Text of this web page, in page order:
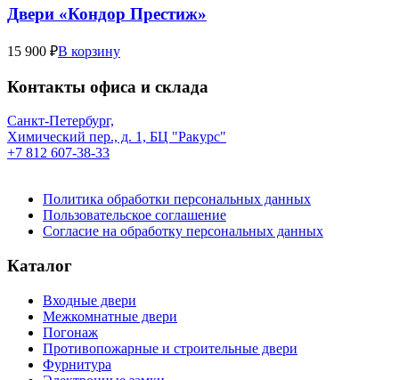
Двери «Кондор Престиж»
15 900 ₽В корзину
Контакты офиса и склада
Санкт-Петербург,
Химический пер., д. 1, БЦ "Ракурс"
+7 812 607-38-33
Политика обработки персональных данных
Пользовательское соглашение
Согласие на обработку персональных данных
Каталог
Входные двери
Межкомнатные двери
Погонаж
Противопожарные и строительные двери
Фурнитура